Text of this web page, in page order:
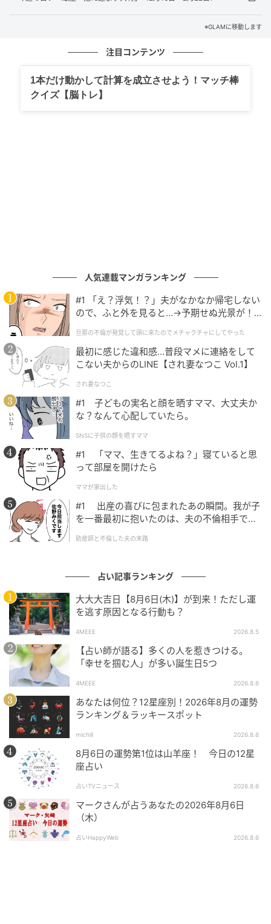
華やかさを纏うカラー。
西洋占星術師
100名以上のホロスコープ鑑定実績を持ち、個人鑑定
のほか、Webメディアでの占い記事執筆や通信講座の
監修など幅広く活動中。大人女性の心の揺れや人生の
節目に寄り添い、共感できる視点で「前向きな一歩」
を後押しする星読みを得意とする。
次の記事
今週の占い・蠍座「重く考え過ぎなくてもい
い！あなたの“本音”を見せて。」＜5月11日～
5月17日＞
の記事をもっとみる
※GLAMに移動します
注目コンテンツ
1本だけ動かして計算を成立させよう！マッチ棒
クイズ【脳トレ】
人気連載マンガランキング
#1 「え？浮気！？」夫がなかなか帰宅しない
ので、ふと外を見ると…→予期せぬ光景が！
クチャにしてやった
旦那の不倫が発覚して頭に来たのでメチャクチャにしてやった
最初に感じた違和感…普段マメに連絡をして
こない夫からのLINE【され妻なつこ Vol.1】
され妻なつこ
#1 子どもの実名と顔を晒すママ、大丈夫か
な？なんて心配していたら。
SNSに子供の顔を晒すママ
#1 「ママ、生きてるよね？」寝ていると思
って部屋を開けたら
ママが家出した
#1 出産の喜びに包まれたあの瞬間。我が子
を一番最初に抱いたのは、夫の不倫相手でし
助産師と不倫した夫の末路
占い記事ランキング
大大大吉日【8月6日(木)】が到来！ただし運
を逃す原因となる行動も？
4MEEE 2026.8.5
【占い師が語る】多くの人を惹きつける。
「幸せを掴む人」が多い誕生日5つ
4MEEE 2026.8.6
あなたは何位？12星座別！2026年8月の運勢
ランキング＆ラッキースポット
michill 2026.8.6
8月6日の運勢第1位は山羊座！ 今日の12星
座占い
占いTVニュース 2026.8.6
マークさんが占うあなたの2026年8月6日
（木）
占いHappyWeb 2026.8.6